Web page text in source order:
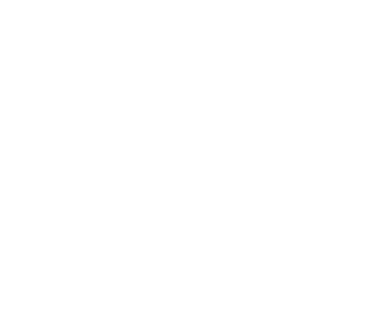
Résine époxy sans solvants
odeur. Applications : -
artistiques, création
d'art (peintures, panneaux,
la technique de "l'art
- Revêtement de surfaces,
et meubles pour donner
et brillance à la couleur
un effet 3D sur les
les photos et les
en général - Les sols et
- Fixation de